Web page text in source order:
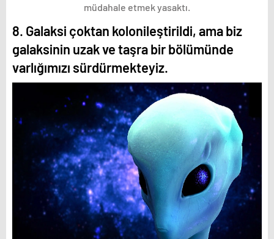
müdahale etmek yasaktı.
8. Galaksi çoktan kolonileştirildi, ama biz
galaksinin uzak ve taşra bir bölümünde
varlığımızı sürdürmekteyiz.